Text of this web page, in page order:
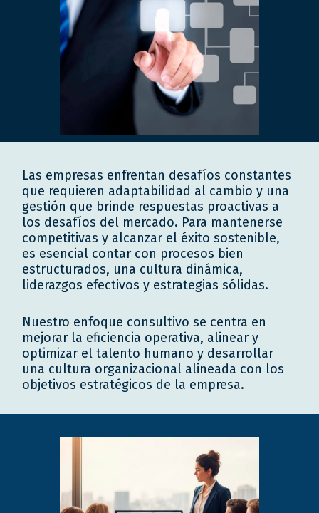
Las empresas enfrentan desafíos constantes
que requieren adaptabilidad al cambio y una
gestión que brinde respuestas proactivas a
los desafíos del mercado. Para mantenerse
competitivas y alcanzar el éxito sostenible,
es esencial contar con procesos bien
estructurados, una cultura dinámica,
liderazgos efectivos y estrategias sólidas.
Nuestro enfoque consultivo se centra en
mejorar la eficiencia operativa, alinear y
optimizar el talento humano y desarrollar
una cultura organizacional alineada con los
objetivos estratégicos de la empresa.